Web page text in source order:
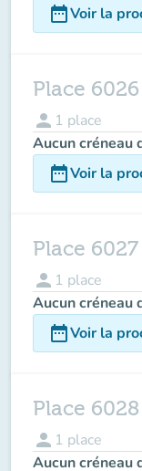
date_rangeVoir la
Place 6026
person 1 place
Aucun créneau
date_rangeVoir la
Place 6027
person 1 place
Aucun créneau
date_rangeVoir la
Place 6028
person 1 place
Aucun créneau